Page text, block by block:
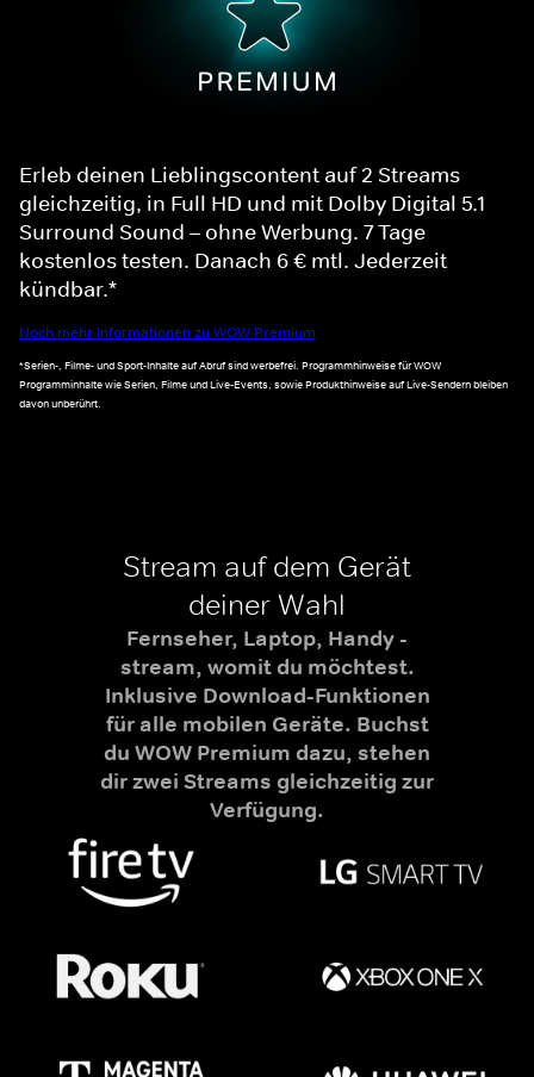
Erleb deinen Lieblingscontent auf 2 Streams
gleichzeitig, in Full HD und mit Dolby Digital 5.1
Surround Sound – ohne Werbung. 7 Tage
kostenlos testen. Danach 6 € mtl. Jederzeit
kündbar.*
Noch mehr Informationen zu WOW Premium
*Serien-, Filme- und Sport-Inhalte auf Abruf sind werbefrei. Programmhinweise für WOW
Programminhalte wie Serien, Filme und Live-Events, sowie Produkthinweise auf Live-Sendern bleiben
davon unberührt.
Stream auf dem Gerät
deiner Wahl
Fernseher, Laptop, Handy -
stream, womit du möchtest.
Inklusive Download-Funktionen
für alle mobilen Geräte. Buchst
du WOW Premium dazu, stehen
dir zwei Streams gleichzeitig zur
Verfügung.